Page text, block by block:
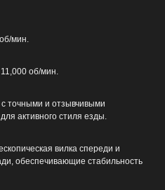
мин.
об/мин.
с точными и отзывчивыми
активного стиля езды.
вилка спереди и
обеспечивающие стабильность